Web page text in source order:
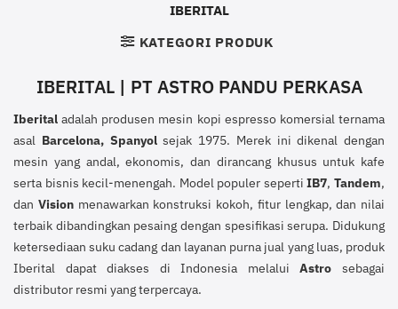
IBERITAL
KATEGORI PRODUK
IBERITAL | PT ASTRO PANDU PERKASA
Iberital adalah produsen mesin kopi espresso komersial ternama
asal Barcelona, Spanyolsejak 1975. Merek ini dikenal dengan
mesin yang andal, ekonomis, dan dirancang khusus untuk kafe
serta bisnis kecil-menengah. Model populer sepertiIB7,Tandem,
dan Visionmenawarkan konstruksi kokoh, fitur lengkap, dan nilai
terbaik dibandingkan pesaing dengan spesifikasi serupa. Didukung
ketersediaan suku cadang dan layanan purna jual yang luas, produk
Iberital dapat diakses di Indonesia melaluiAstro sebagai
distributor resmi yang terpercaya.